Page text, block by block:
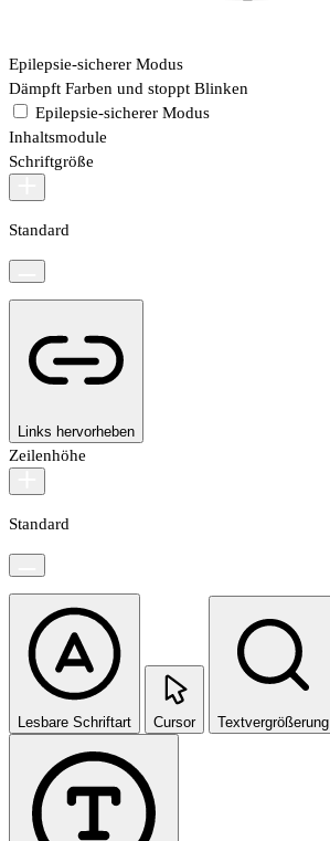
Epilepsie-sicherer Modus
Dämpft Farben und stoppt Blinken
Epilepsie-sicherer Modus
Inhaltsmodule
Schriftgröße
Standard
Links hervorheben
Zeilenhöhe
Standard
Lesbare Schriftart Cursor Textvergrößerung